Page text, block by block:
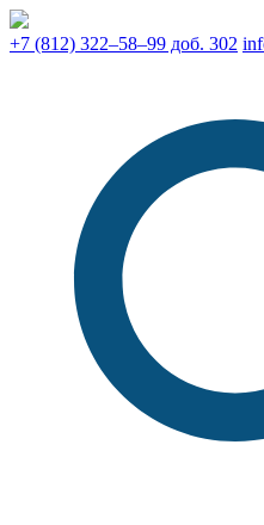
+7 (812) 322–58–99 доб. 302